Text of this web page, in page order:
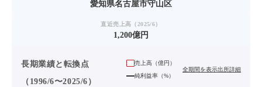
愛知県名古屋市守山区
直近売上高（2025/6）
1,200億円
長期業績と転換点
（1996/6〜2025/6）
売上高（億円）
純利益率（%）
全期間を表示出所詳細